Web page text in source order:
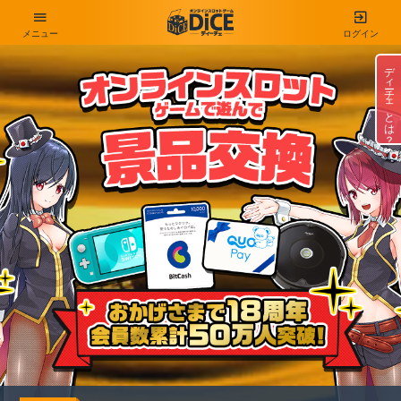
ログイン
メニュー
ディーチェとは？